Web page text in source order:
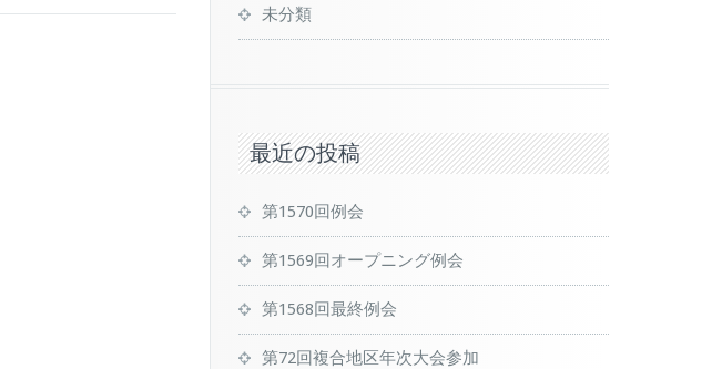
未分類
最近の投稿
第1570回例会
第1569回オープニング例会
第1568回最終例会
第72回複合地区年次大会参加